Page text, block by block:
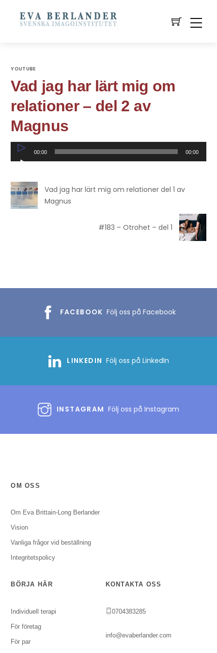
YOUTUBE
Vad jag har lärt mig om
relationer – del 2 av
Magnus
Ljudspelare
00:00 00:00
Vad jag har lärt mig om relationer del 1 av
Magnus
#183 – Otrohet – del 1
FACEBOOK Följ oss på Facebook
LINKEDIN Följ oss på LinkedIn
INSTAGRAM Följ oss på Instagram
OM OSS
Om Eva Brittain-Long Berlander
Vision
Vanliga frågor vid beställning
Integritetspolicy
BÖRJA HÄR
Individuell terapi
För företag
För par
KONTAKTA OSS
0704383285
info@evaberlander.com